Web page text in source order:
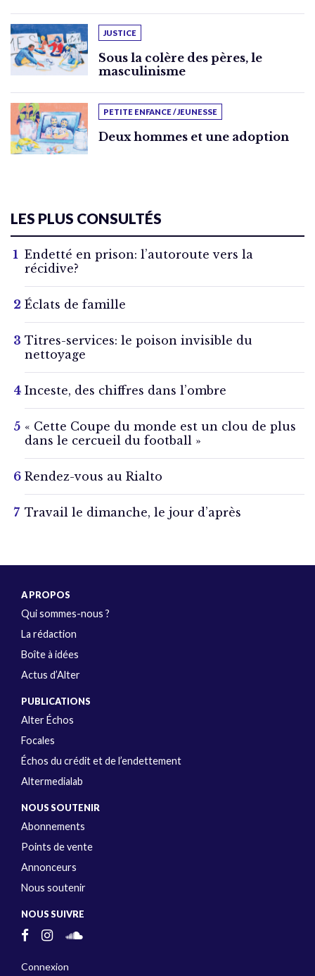
JUSTICE
Sous la colère des pères, le
masculinisme
PETITE ENFANCE / JEUNESSE
Deux hommes et une adoption
LES PLUS CONSULTÉS
Endetté en prison: l’autoroute vers la
récidive?
Éclats de famille
Titres-services: le poison invisible du
nettoyage
Inceste, des chiffres dans l’ombre
« Cette Coupe du monde est un clou de plus
dans le cercueil du football »
Rendez-vous au Rialto
Travail le dimanche, le jour d’après
A PROPOS
Qui sommes-nous ?
La rédaction
Boîte à idées
Actus d’Alter
PUBLICATIONS
Alter Échos
Focales
Échos du crédit et de l’endettement
Altermedialab
NOUS SOUTENIR
Abonnements
Points de vente
Annonceurs
Nous soutenir
NOUS SUIVRE
Connexion